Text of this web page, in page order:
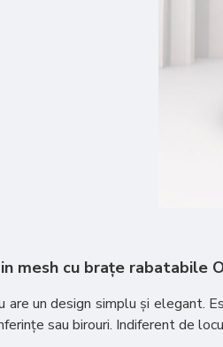
mesh cu brațe rabatabile
are un design simplu și elegant.
sau birouri. Indiferent de